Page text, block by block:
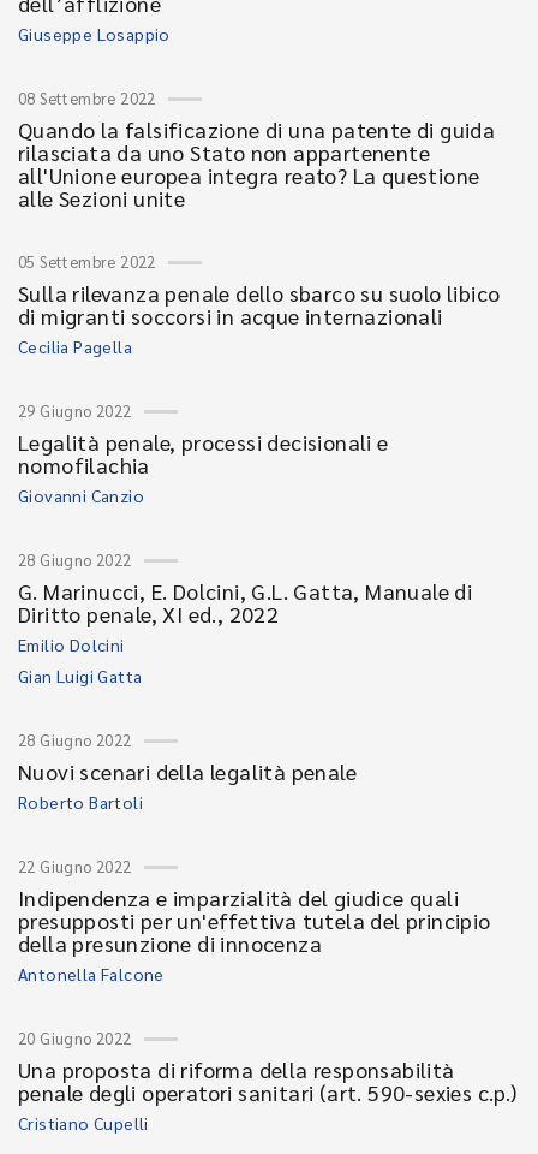
Giuseppe Losappio
08 Settembre 2022
Quando la falsificazione di una patente di guida
rilasciata da uno Stato non appartenente
all'Unione europea integra reato? La questione
alle Sezioni unite
05 Settembre 2022
Sulla rilevanza penale dello sbarco su suolo libico
di migranti soccorsi in acque internazionali
Cecilia Pagella
29 Giugno 2022
Legalità penale, processi decisionali e
nomofilachia
Giovanni Canzio
28 Giugno 2022
G. Marinucci, E. Dolcini, G.L. Gatta, Manuale di
Diritto penale, XI ed., 2022
Emilio Dolcini
Gian Luigi Gatta
28 Giugno 2022
Nuovi scenari della legalità penale
Roberto Bartoli
22 Giugno 2022
Indipendenza e imparzialità del giudice quali
presupposti per un'effettiva tutela del principio
della presunzione di innocenza
Antonella Falcone
20 Giugno 2022
Una proposta di riforma della responsabilità
penale degli operatori sanitari (art. 590-sexies c.p.)
Cristiano Cupelli